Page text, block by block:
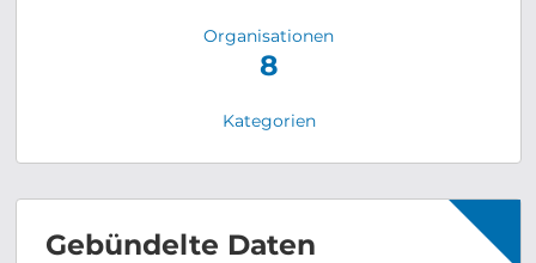
Organisationen
8
Kategorien
Gebündelte Daten